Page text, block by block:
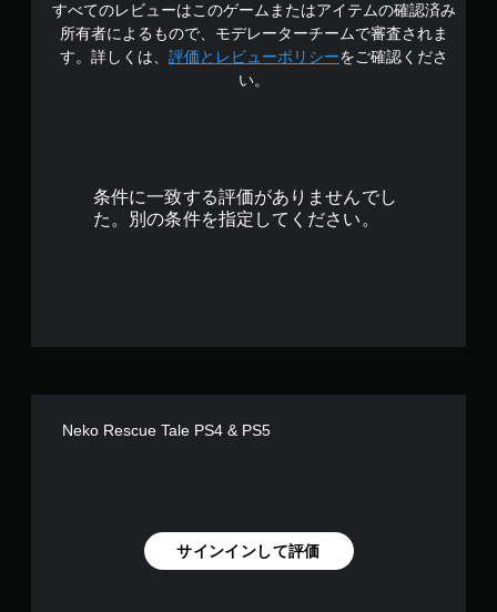
2
.
すべてのレビューはこのゲームまたはアイテムの確認済み
所有者によるもので、モデレーターチームで審査されま
す。詳しくは、 評価とレビューポリシーをご確認くださ
い。
条件に一致する評価がありませんでし
た。別の条件を指定してください。
Neko Rescue Tale PS4 & PS5
サインインして評価